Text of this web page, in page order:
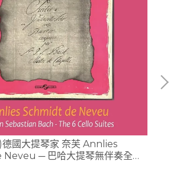
國大提琴家 奈芙 Annlies
─ 巴哈大提琴無伴奏全曲
Thomson版)